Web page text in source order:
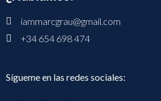
iammarcgrau@gmail.com
+34 654 698 474
Sígueme en las redes sociales: